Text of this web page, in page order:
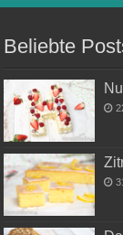
Beliebte